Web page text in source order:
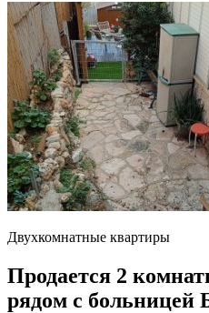
Двухкомнатные квартиры
Продается 2
рядом с больницей